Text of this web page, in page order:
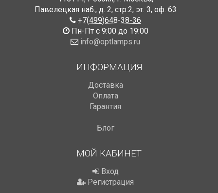
Павелецкая наб., д. 2, стр.2, эт. 3, оф. 63
+7(499)648-38-36
Пн-Пт с 9:00 до 19:00
info@optlamps.ru
ИНФОРМАЦИЯ
Доставка
Оплата
Гарантия
Блог
МОЙ КАБИНЕТ
Вход
Регистрация